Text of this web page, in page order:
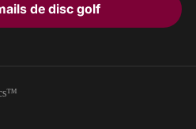
de disc golf